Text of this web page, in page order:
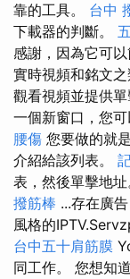
靠的工具。 台中
下載器的判斷。
感謝，因為它可
實時視頻和銘文之
觀看視頻並提供
一個新窗口，您
腰傷 您要做的就
介紹給該列表。
表，然後單擊地址
撥筋棒 ...存在廣
風格的
台中五十肩筋膜
同工作。 您想知